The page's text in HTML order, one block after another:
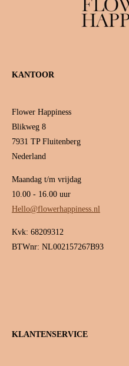
KANTOOR
Flower Happiness
Blikweg 8
7931 TP Fluitenberg
Nederland
Maandag t/m vrijdag
10.00 - 16.00 uur
Hello@flowerhappiness.nl
Kvk: 68209312
BTWnr: NL002157267B93
KLANTENSERVICE